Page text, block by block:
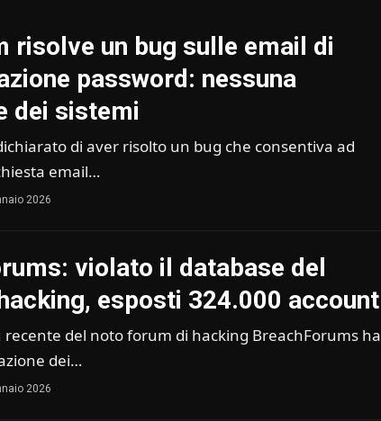
risolve un bug sulle email di
password: nessuna
dei sistemi
di aver risolto un bug che consentiva ad
email…
2026
violato il database del
esposti 324.000 account
recente del noto forum di hacking BreachForums ha
dei…
2026